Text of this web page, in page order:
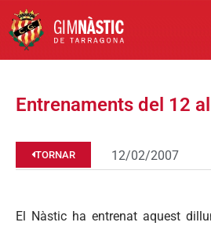
Entrenaments del 12
TORNAR 12/02/2007
El Nàstic ha entrenat aquest